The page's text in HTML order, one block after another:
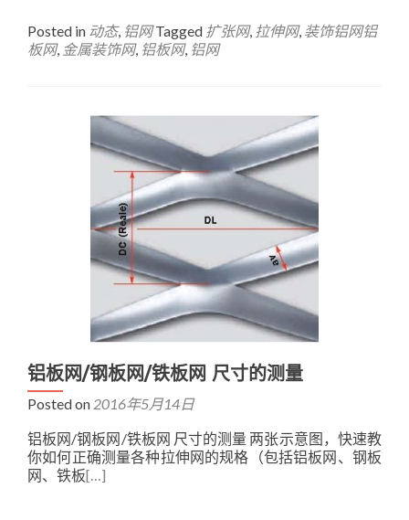
Posted in 动态, 铝网 Tagged 扩张网, 拉伸网, 装饰铝网铝
板网, 金属装饰网, 铝板网, 铝网
铝板网/钢板网/铁板网 尺寸的测量
Posted on 2016年5月14日
铝板网/钢板网/铁板网 尺寸的测量 两张示意图，快速教
你如何正确测量各种拉伸网的规格（包括铝板网、钢板
网、铁板[…]